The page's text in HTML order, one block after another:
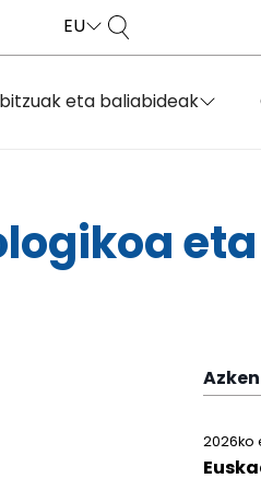
EU
eta baliabideak
eta
2026ko